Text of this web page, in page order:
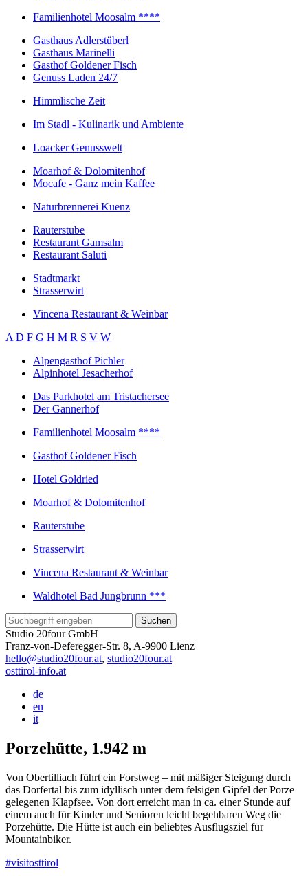
Familienhotel Moosalm ****
Gasthaus Adlerstüberl
Gasthaus Marinelli
Gasthof Goldener Fisch
Genuss Laden 24/7
Himmlische Zeit
Im Stadl - Kulinarik und Ambiente
Loacker Genusswelt
Moarhof & Dolomitenhof
Mocafe - Ganz mein Kaffee
Naturbrennerei Kuenz
Rauterstube
Restaurant Gamsalm
Restaurant Saluti
Stadtmarkt
Strasserwirt
Vincena Restaurant & Weinbar
A D F G H M R S V W
Alpengasthof Pichler
Alpinhotel Jesacherhof
Das Parkhotel am Tristachersee
Der Gannerhof
Familienhotel Moosalm ****
Gasthof Goldener Fisch
Hotel Goldried
Moarhof & Dolomitenhof
Rauterstube
Strasserwirt
Vincena Restaurant & Weinbar
Waldhotel Bad Jungbrunn ***
Studio 20four GmbH
Franz-von-Deferegger-Str. 8, A-9900 Lienz
hello@studio20four.at, studio20four.at
osttirol-info.at
de
en
it
Porzehütte, 1.942 m
Von Obertilliach führt ein Forstweg – mit mäßiger Steigung durch
das Dorfertal bis zum idyllisch unter dem felsigen Gipfel der Porze
gelegenen Klapfsee. Von dort erreicht man in ca. einer Stunde auf
einem auch für Kinder und Senioren leicht begehbaren Weg die
Porzehütte. Die Hütte ist auch ein beliebtes Ausflugsziel für
Mountainbiker.
#visitosttirol